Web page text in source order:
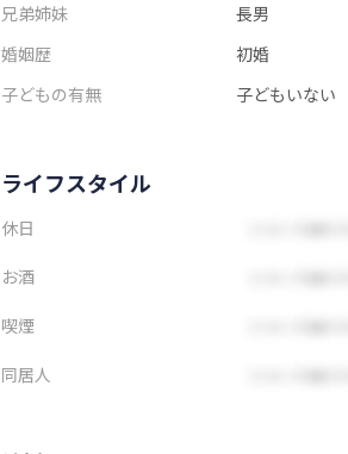
兄弟姉妹
長男
婚姻歴
初婚
子どもの有無
子どもいない
ライフスタイル
休日
お酒
喫煙
同居人